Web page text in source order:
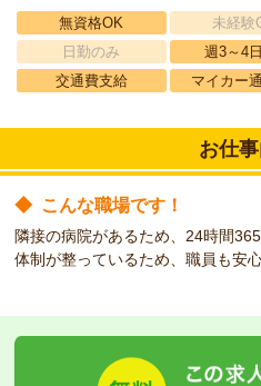
無資格OK 未経験
日勤のみ
週3～4
交通費支給
マイカー
お仕
◆ こんな職場です！
隣接の病院があるため、24時間
体制が整っているため、職員も安
ご経験を生かして、一緒に働いて